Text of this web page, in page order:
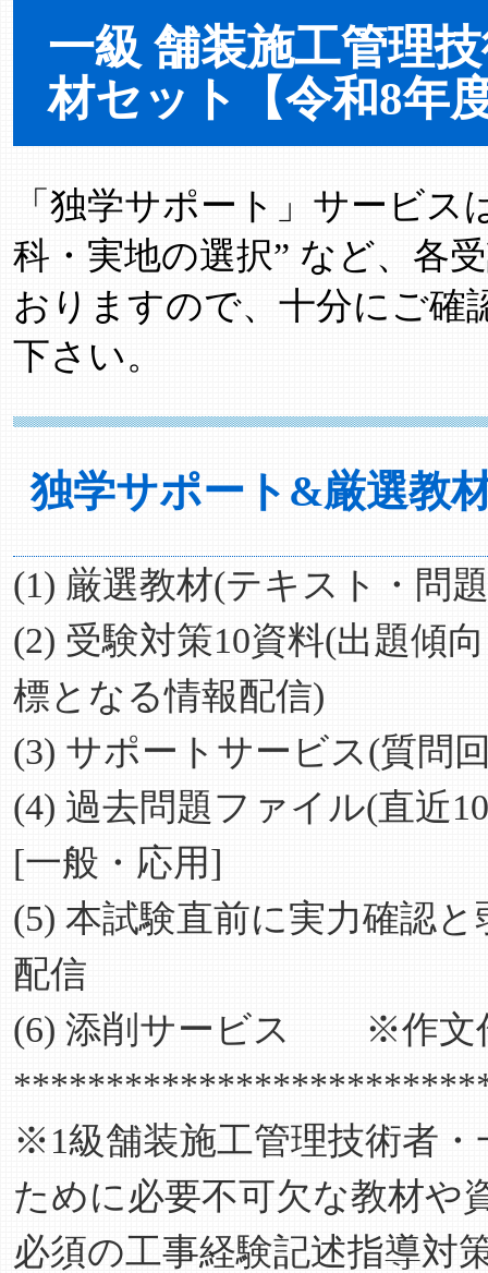
一級 舗装施工管理
材セット【令和8年
「独学サポート」サービス
科・実地の選択” など、各
おりますので、十分にご確
下さい。
独学サポート&厳選教
(1) 厳選教材(テキスト・問
(2) 受験対策10資料(出題傾
標となる情報配信)
(3) サポートサービス(質問
(4) 過去問題ファイル(直近
[一般・応用]
(5) 本試験直前に実力確認
配信
(6) 添削サービス ※作文
※1級舗装施工管理技術者
ために必要不可欠な教材や
必須の工事経験記述指導対